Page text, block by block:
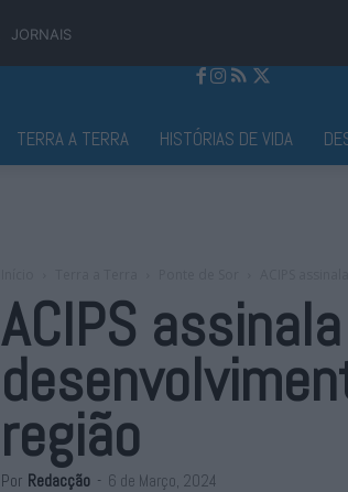
JORNAIS
TERRA A TERRA HISTÓRIAS DE VIDA
ACIPS
região
Por Redacção - 6 de Março, 2024